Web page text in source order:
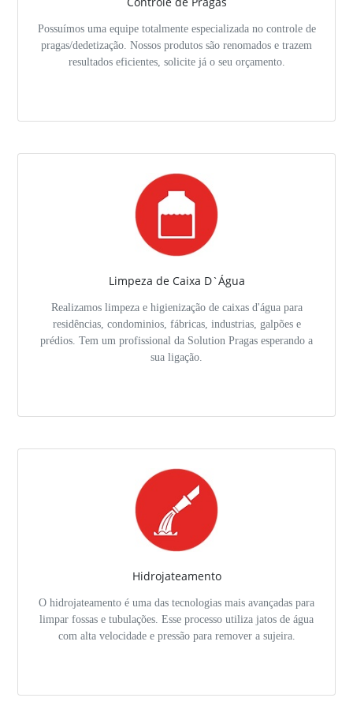
Possuímos uma equipe totalmente especializada no controle de
pragas/dedetização. Nossos produtos são renomados e trazem
resultados eficientes, solicite já o seu orçamento.
Limpeza de Caixa D`Água
Realizamos limpeza e higienização de caixas d'água para
residências, condominios, fábricas, industrias, galpões e
prédios. Tem um profissional da Solution Pragas esperando a
sua ligação.
Hidrojateamento
O hidrojateamento é uma das tecnologias mais avançadas para
limpar fossas e tubulações. Esse processo utiliza jatos de água
com alta velocidade e pressão para remover a sujeira.